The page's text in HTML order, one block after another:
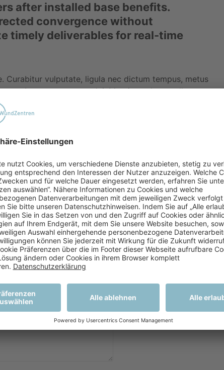
after installed base benefits.
convergence without
timely deliverables for real-time
Curabitur vulputate, ligula nec dictum tempus, metus
Integer ac ornare dui. Mauris est lacus, ullamcorper
sociosqu ad litora torquent per conubia nostra, per
aliquam. Donec hendrerit pharetra suscipit. Fusce
volutpat nibh et sem imperdiet, eget dapibus diam
nec viverra mi tristique. Fusce rhoncus sapien
at iaculis nisl. Duis vulputate, erat at hendrerit tristique,
Maecenas libero dui, venenatis ut lorem quis, hendrerit
fields are marked *